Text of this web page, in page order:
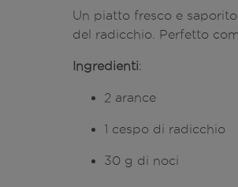
Un piatto fresco e
del radicchio. Perfetto
Ingredienti:
2 arance
1 cespo di radicchio
30 g di noci